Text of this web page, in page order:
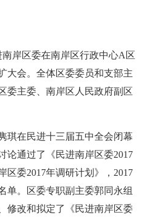
南岸区委在南岸区行政中心A区
大会。全体区委委员和支部主
委主委、南岸区人民政府副区
琪在民进十三届五中全会闭幕
论通过了《民进南岸区委2017
区委2017年调研计划》，2017
单。区委专职副主委郭同永组
修改和拟定了《民进南岸区委